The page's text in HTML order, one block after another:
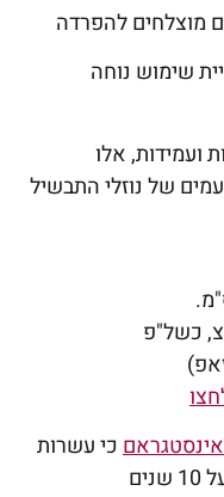
מוצלחים להפרדה
שימוש נוחה
ועמידות, אלו
של נוזלי התבשיל
כשל"פ
כי עשרות